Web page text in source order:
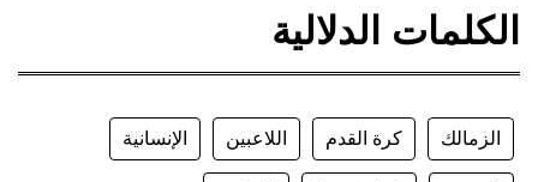
الكلمات الدلالية
الزمالك كرة القدم اللاعبين الإنسانية